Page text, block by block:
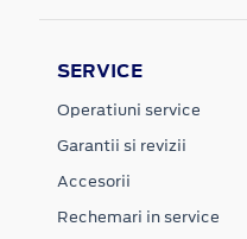
SERVICE
Operatiuni service
Garantii si revizii
Accesorii
Rechemari in service